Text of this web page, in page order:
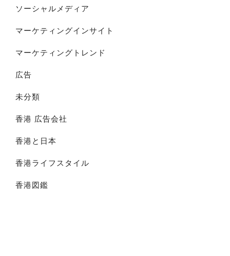
ソーシャルメディア
マーケティングインサイト
マーケティングトレンド
広告
未分類
香港 広告会社
香港と日本
香港ライフスタイル
香港図鑑